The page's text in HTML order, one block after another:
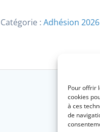
Pour offrir
cookies
à ces
de
Méditerranée
Catégorie : Adhésion 2026